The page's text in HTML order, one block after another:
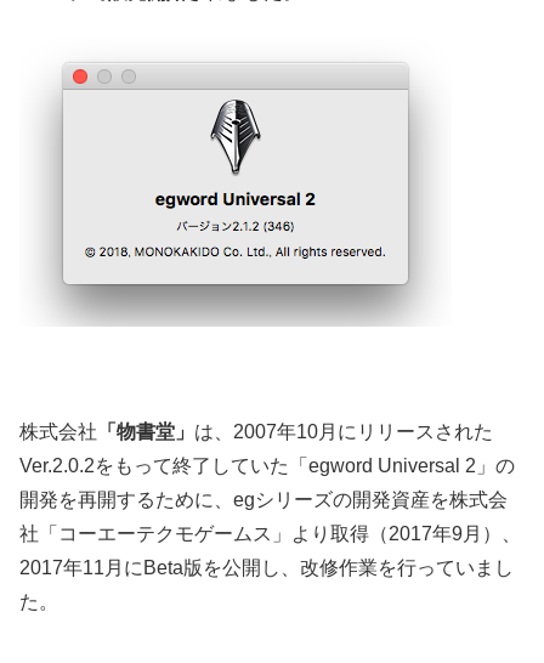
株式会社 「物書堂」 は、2007年10月にリリースされた
Ver.2.0.2をもって終了していた「egword Universal 2」の
開発を再開するために、egシリーズの開発資産を株式会
社「コーエーテクモゲームス」より取得（2017年9月）、
2017年11月にBeta版を公開し、改修作業を行っていまし
た。